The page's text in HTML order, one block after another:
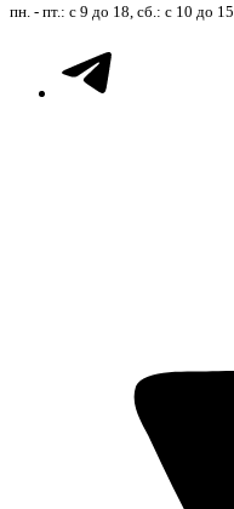
пн. - пт.: с 9 до 18, сб.: с 10 до 15